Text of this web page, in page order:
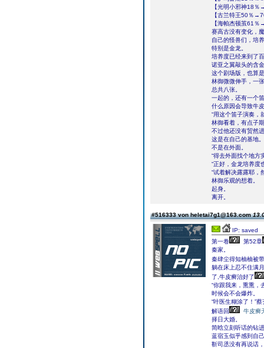
【光明小邪神18
【古兰特王50％
【海帕杰顿茧61
赛高古没有变化，
自己的怪兽们，培
特别是金龙。
培养度已经来到了
诺亚之翼敲头的含
这个剧场版，也算
林御微微伸手，一
总共八张。
一起的，还有一个
什么原因会导致牛
“用这个笛子演奏，
林御看着，有点子
不过他还没有贸然
这是在自己的基地。
不是在外面。
“得去外面找个地方
“正好，金龙培养度
“试着解决露露耶，
林御乐观的想着。
起身。
离开。
#516333 von heletai7g1@163.com
IP: saved
第一卷
第52章
秦家。
秦肆尘得知柚柚被
躺在床上忍不住满
了,牛皮癣治好了
“你跟我来，熏熏，
时候会不会爆炸。
“叶医生糊涂了！”
解语回
牛皮癣
择日大婚。
简晗立刻听话的钻
蓝宿玉似乎感到自
靳司丞没有再说话